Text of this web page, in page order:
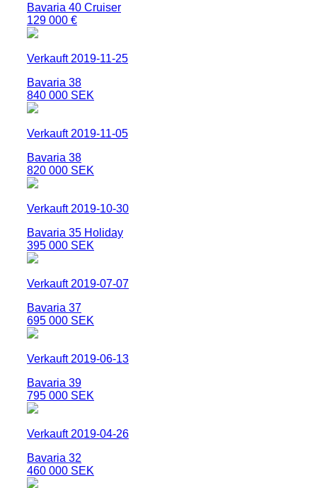
Bavaria 40 Cruiser
129 000 €
Verkauft 2019-11-25
Bavaria 38
840 000 SEK
Verkauft 2019-11-05
Bavaria 38
820 000 SEK
Verkauft 2019-10-30
Bavaria 35 Holiday
395 000 SEK
Verkauft 2019-07-07
Bavaria 37
695 000 SEK
Verkauft 2019-06-13
Bavaria 39
795 000 SEK
Verkauft 2019-04-26
Bavaria 32
460 000 SEK